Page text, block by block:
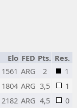
Elo FED Pts. Res.
1561 ARG 2
1
1804 ARG 3,5
1
2182 ARG 4,5
0